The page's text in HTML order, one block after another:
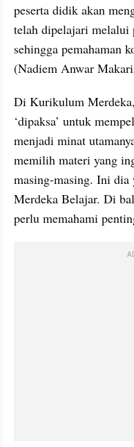
peserta didik akan
telah dipelajari melalui
sehingga pemahaman
(Nadiem Anwar
Di Kurikulum
‘dipaksa’ untuk
menjadi minat
memilih materi yang
masing-masing. Ini dia
Merdeka Belajar. Di
perlu memahami